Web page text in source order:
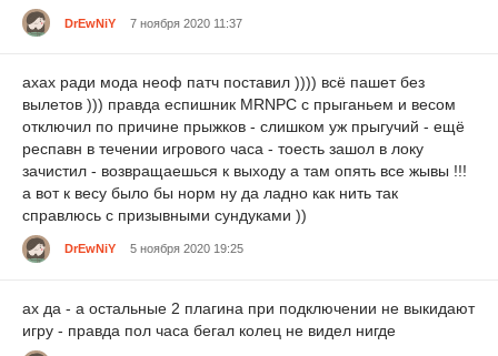
DrEwNiY 7 ноября 2020 11:37
ахах ради мода неоф патч поставил )))) всё пашет без
вылетов ))) правда еспишник MRNPC с прыганьем и весом
отключил по причине прыжков - слишком уж прыгучий - ещё
респавн в течении игрового часа - тоесть зашол в локу
зачистил - возвращаешься к выходу а там опять все жывы !!!
а вот к весу было бы норм ну да ладно как нить так
справлюсь с призывными сундуками ))
DrEwNiY 5 ноября 2020 19:25
ах да - а остальные 2 плагина при подключении не выкидают
игру - правда пол часа бегал колец не видел нигде